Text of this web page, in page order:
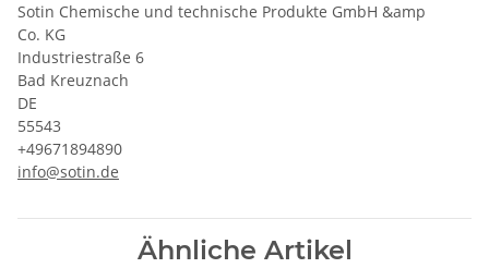
Sotin Chemische und technische Produkte GmbH &amp
Co. KG
Industriestraße 6
Bad Kreuznach
DE
55543
+49671894890
info@sotin.de
Ähnliche Artikel